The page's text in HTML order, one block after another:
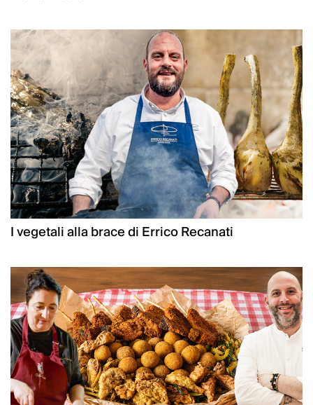
I vegetali alla brace di Errico Recanati